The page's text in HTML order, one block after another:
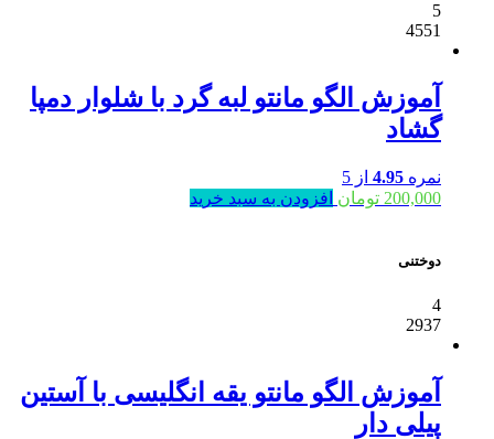
5
4551
آموزش الگو مانتو لبه گرد با شلوار دمپا
گشاد
نمره 4.95 از 5
200,000 تومان افزودن به سبد خرید
دوختنی
4
2937
آموزش الگو مانتو یقه انگلیسی با آستین
پیلی دار